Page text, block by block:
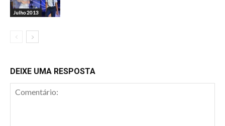
Julho 2013
DEIXE UMA RESPOSTA